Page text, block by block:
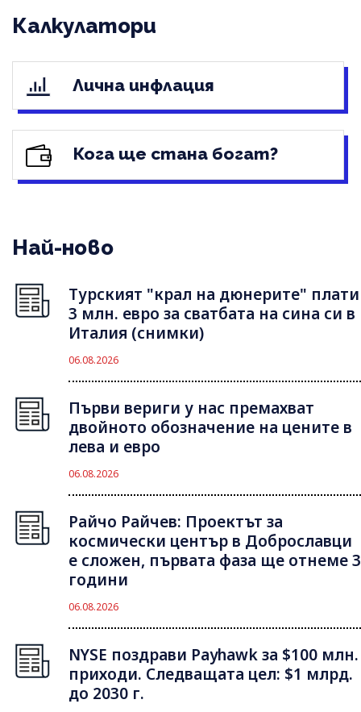
Калкулатори
Лична инфлация
Кога ще стана богат?
Най-ново
Турският "крал на дюнерите" плати
3 млн. евро за сватбата на сина си в
Италия (снимки)
06.08.2026
Първи вериги у нас премахват
двойното обозначение на цените в
лева и евро
06.08.2026
Райчо Райчев: Проектът за
космически център в Доброславци
е сложен, първата фаза ще отнеме 3
години
06.08.2026
NYSE поздрави Payhawk за $100 млн.
приходи. Следващата цел: $1 млрд.
до 2030 г.